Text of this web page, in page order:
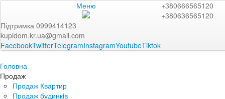
Меню
+380666565120
+380636565120
Підтримка 0999414123
kupidom.kr.ua@gmail.com
FacebookTwitterTelegramInstagramYoutubeTiktok
Головна
Продаж
Продаж Квартир
Продаж будинкiв